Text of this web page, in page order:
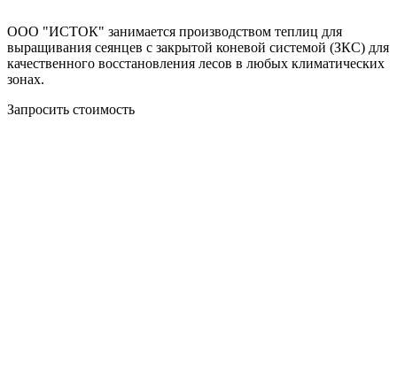
ООО "ИСТОК" занимается производством теплиц для
выращивания сеянцев с закрытой коневой системой (ЗКС) для
качественного восстановления лесов в любых климатических
зонах.
Запросить стоимость